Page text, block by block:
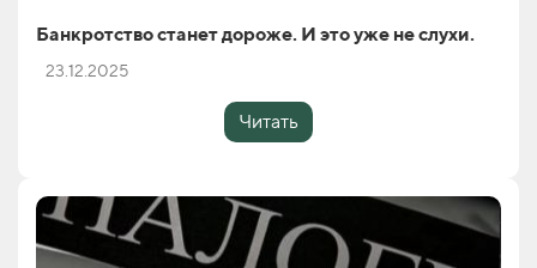
Банкротство станет дороже. И это уже не слухи.
23.12.2025
Читать